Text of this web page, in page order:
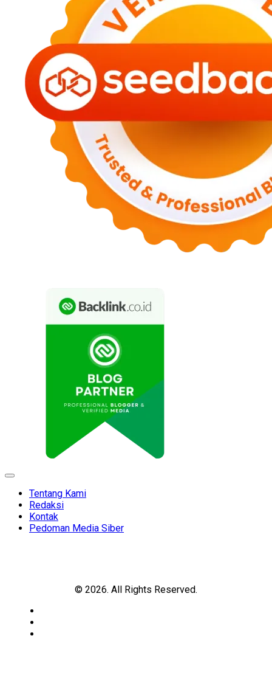
Expand
Tentang Kami
Redaksi
Kontak
Pedoman Media Siber
© 2026. All Rights Reserved.